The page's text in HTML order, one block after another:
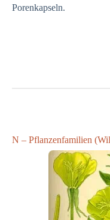
Porenkapseln.
N – Pflanzenfamilien